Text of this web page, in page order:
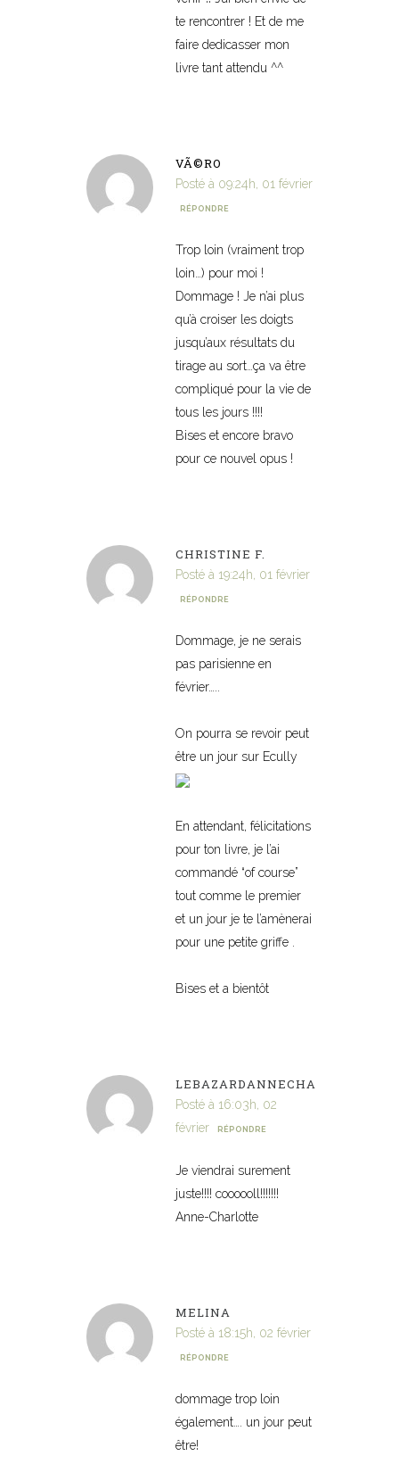
te rencontrer ! Et de me
faire dedicasser mon
livre tant attendu ^^
VÃ©RO
Posté à 09:24h, 01 février
RÉPONDRE
Trop loin (vraiment trop
loin…) pour moi !
Dommage ! Je n’ai plus
qu’à croiser les doigts
jusqu’aux résultats du
tirage au sort…ça va être
compliqué pour la vie de
tous les jours !!!!
Bises et encore bravo
pour ce nouvel opus !
CHRISTINE F.
Posté à 19:24h, 01 février
RÉPONDRE
Dommage, je ne serais
pas parisienne en
février…..
On pourra se revoir peut
être un jour sur Ecully
En attendant, félicitations
pour ton livre, je l’ai
commandé “of course”
tout comme le premier
et un jour je te l’amènerai
pour une petite griffe .
Bises et a bientôt
LEBAZARDANNECHA
Posté à 16:03h, 02
février
RÉPONDRE
Je viendrai surement
juste!!!! coooooll!!!!!!!
Anne-Charlotte
MELINA
Posté à 18:15h, 02 février
RÉPONDRE
dommage trop loin
également…. un jour peut
être!